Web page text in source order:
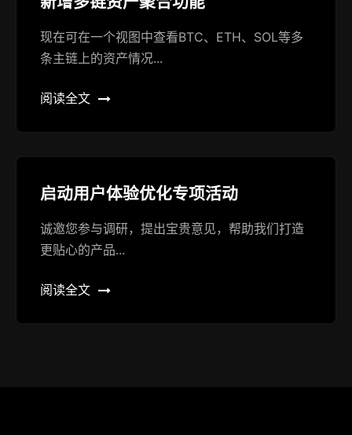
现在可在一个视图中查看BTC、ETH、SOL等多
条主链上的资产情况...
阅读全文
启动用户体验优化专项活动
诚邀您参与调研，提出宝贵意见，帮助我们打造
更贴心的产品...
阅读全文